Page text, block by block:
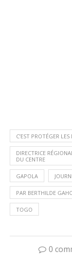
C’EST PROTÉGER
DIRECTRICE
DU CENTRE
GAPOLA
PAR BERTHILDE
TOGO
0